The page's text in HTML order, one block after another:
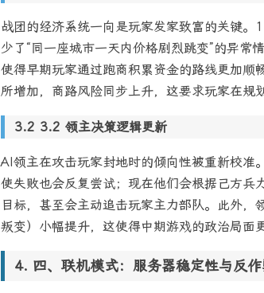
战团的经济系统一向是玩家发家致富的关键
少了“同一座城市一天内价格剧烈跳变”的异常
使得早期玩家通过跑商积累资金的路线更加顺
所增加，商路风险同步上升，这要求玩家在规
3.2 领主决策逻辑更新
AI领主在攻击玩家封地时的倾向性被重新校准
使失败也会反复尝试；现在他们会根据己方兵
目标，甚至会主动追击玩家主力部队。此外，
叛变）小幅提升，这使得中期游戏的政治局面
四、联机模式：服务器稳定性与反